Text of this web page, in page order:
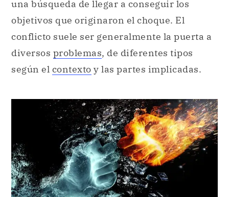
una búsqueda de llegar a conseguir los
objetivos que originaron el choque. El
conflicto suele ser generalmente la puerta a
diversos problemas, de diferentes tipos
según el contexto y las partes implicadas.